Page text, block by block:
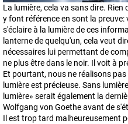
La lumière, cela va sans dire.
y font référence en sont la
s'éclaire à la lumière de ces
lanterne de quelqu'un, cela veut
nécessaires lui permettant de
ne plus être dans le noir. Il voit à
Et pourtant, nous ne réalisons
lumière est précieuse. Sans
lumière» serait également la
Wolfgang von Goethe avant de
Il est trop tard malheureusement